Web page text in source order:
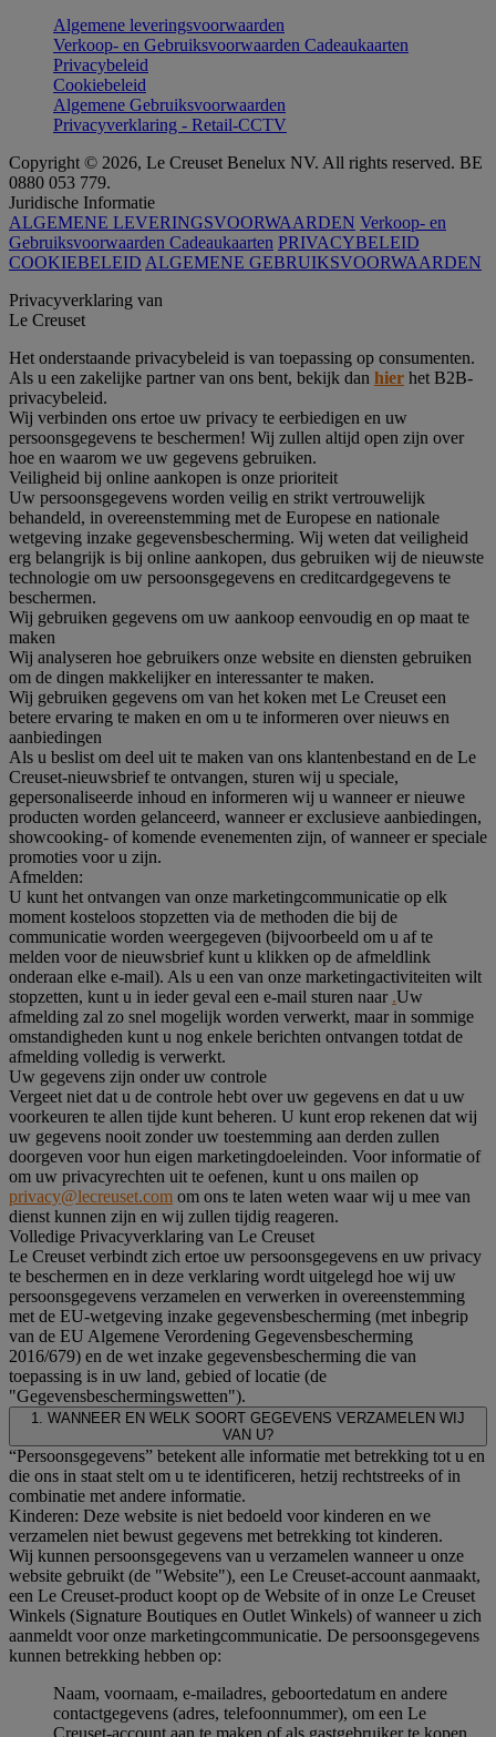
Algemene leveringsvoorwaarden
Verkoop- en Gebruiksvoorwaarden Cadeaukaarten
Privacybeleid
Cookiebeleid
Algemene Gebruiksvoorwaarden
Privacyverklaring - Retail-CCTV
Copyright © 2026, Le Creuset Benelux NV. All rights reserved. BE
0880 053 779.
Juridische Informatie
ALGEMENE LEVERINGSVOORWAARDEN Verkoop- en
Gebruiksvoorwaarden Cadeaukaarten PRIVACYBELEID
COOKIEBELEID ALGEMENE GEBRUIKSVOORWAARDEN
Privacyverklaring van
Le Creuset
Het onderstaande privacybeleid is van toepassing op consumenten.
Als u een zakelijke partner van ons bent, bekijk dan hier het B2B-
privacybeleid.
Wij verbinden ons ertoe uw privacy te eerbiedigen en uw
persoonsgegevens te beschermen! Wij zullen altijd open zijn over
hoe en waarom we uw gegevens gebruiken.
Veiligheid bij online aankopen is onze prioriteit
Uw persoonsgegevens worden veilig en strikt vertrouwelijk
behandeld, in overeenstemming met de Europese en nationale
wetgeving inzake gegevensbescherming. Wij weten dat veiligheid
erg belangrijk is bij online aankopen, dus gebruiken wij de nieuwste
technologie om uw persoonsgegevens en creditcardgegevens te
beschermen.
Wij gebruiken gegevens om uw aankoop eenvoudig en op maat te
maken
Wij analyseren hoe gebruikers onze website en diensten gebruiken
om de dingen makkelijker en interessanter te maken.
Wij gebruiken gegevens om van het koken met Le Creuset een
betere ervaring te maken en om u te informeren over nieuws en
aanbiedingen
Als u beslist om deel uit te maken van ons klantenbestand en de Le
Creuset-nieuwsbrief te ontvangen, sturen wij u speciale,
gepersonaliseerde inhoud en informeren wij u wanneer er nieuwe
producten worden gelanceerd, wanneer er exclusieve aanbiedingen,
showcooking- of komende evenementen zijn, of wanneer er speciale
promoties voor u zijn.
Afmelden:
U kunt het ontvangen van onze marketingcommunicatie op elk
moment kosteloos stopzetten via de methoden die bij de
communicatie worden weergegeven (bijvoorbeeld om u af te
melden voor de nieuwsbrief kunt u klikken op de afmeldlink
onderaan elke e-mail). Als u een van onze marketingactiviteiten wilt
stopzetten, kunt u in ieder geval een e-mail sturen naar .Uw
afmelding zal zo snel mogelijk worden verwerkt, maar in sommige
omstandigheden kunt u nog enkele berichten ontvangen totdat de
afmelding volledig is verwerkt.
Uw gegevens zijn onder uw controle
Vergeet niet dat u de controle hebt over uw gegevens en dat u uw
voorkeuren te allen tijde kunt beheren. U kunt erop rekenen dat wij
uw gegevens nooit zonder uw toestemming aan derden zullen
doorgeven voor hun eigen marketingdoeleinden. Voor informatie of
om uw privacyrechten uit te oefenen, kunt u ons mailen op
privacy@lecreuset.com om ons te laten weten waar wij u mee van
dienst kunnen zijn en wij zullen tijdig reageren.
Volledige Privacyverklaring van Le Creuset
Le Creuset verbindt zich ertoe uw persoonsgegevens en uw privacy
te beschermen en in deze verklaring wordt uitgelegd hoe wij uw
persoonsgegevens verzamelen en verwerken in overeenstemming
met de EU-wetgeving inzake gegevensbescherming (met inbegrip
van de EU Algemene Verordening Gegevensbescherming
2016/679) en de wet inzake gegevensbescherming die van
toepassing is in uw land, gebied of locatie (de
"Gegevensbeschermingswetten").
1. WANNEER EN WELK SOORT GEGEVENS VERZAMELEN WIJ
VAN U?
“Persoonsgegevens” betekent alle informatie met betrekking tot u en
die ons in staat stelt om u te identificeren, hetzij rechtstreeks of in
combinatie met andere informatie.
Kinderen: Deze website is niet bedoeld voor kinderen en we
verzamelen niet bewust gegevens met betrekking tot kinderen.
Wij kunnen persoonsgegevens van u verzamelen wanneer u onze
website gebruikt (de "Website"), een Le Creuset-account aanmaakt,
een Le Creuset-product koopt op de Website of in onze Le Creuset
Winkels (Signature Boutiques en Outlet Winkels) of wanneer u zich
aanmeldt voor onze marketingcommunicatie. De persoonsgegevens
kunnen betrekking hebben op:
Naam, voornaam, e-mailadres, geboortedatum en andere
contactgegevens (adres, telefoonnummer), om een Le
Creuset-account aan te maken of als gastgebruiker te kopen,